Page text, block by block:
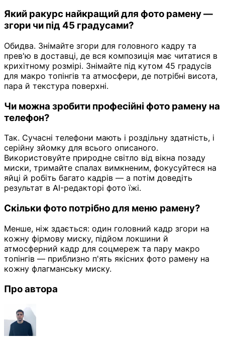
Який ракурс найкращий для фото рамену —
згори чи під 45 градусами?
Обидва. Знімайте згори для головного кадру та
прев'ю в доставці, де вся композиція має читатися в
крихітному розмірі. Знімайте під кутом 45 градусів
для макро топінгів та атмосфери, де потрібні висота,
пара й текстура поверхні.
Чи можна зробити професійні фото рамену на
телефон?
Так. Сучасні телефони мають і роздільну здатність, і
серійну зйомку для всього описаного.
Використовуйте природне світло від вікна позаду
миски, тримайте спалах вимкненим, фокусуйтеся на
яйці й робіть багато кадрів — а потім доведіть
результат в AI-редакторі фото їжі.
Скільки фото потрібно для меню рамену?
Менше, ніж здається: один головний кадр згори на
кожну фірмову миску, підйом локшини й
атмосферний кадр для соцмереж та пару макро
топінгів — приблизно п'ять якісних фото рамену на
кожну флагманську миску.
Про автора